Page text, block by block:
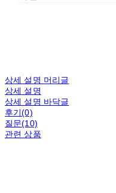
상세 설명 머리글
상세 설명
상세 설명 바닥글
후기(0)
질문(10)
관련 상품